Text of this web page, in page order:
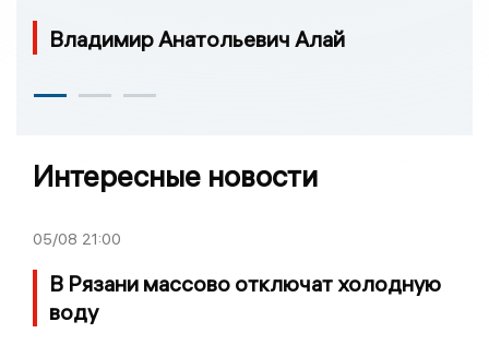
Владимир Анатольевич Алай
Интересные новости
05/08 21:00
В Рязани массово отключат холодную
воду